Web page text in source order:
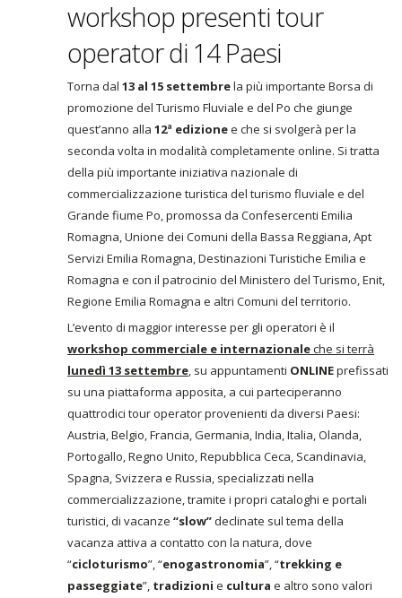
workshop presenti tour
operator di 14 Paesi
Torna dal 13 al 15 settembrela più importante Borsa di
promozione del Turismo Fluviale e del Po che giunge
quest’anno alla 12ª edizionee che si svolgerà per la
seconda volta in modalità completamente online. Si tratta
della più importante iniziativa nazionale di
commercializzazione turistica del turismo fluviale e del
Grande fiume Po, promossa da Confesercenti Emilia
Romagna, Unione dei Comuni della Bassa Reggiana, Apt
Servizi Emilia Romagna, Destinazioni Turistiche Emilia e
Romagna e con il patrocinio del Ministero del Turismo, Enit,
Regione Emilia Romagna e altri Comuni del territorio.
L’evento di maggior interesse per gli operatori è il
workshop commerciale e internazionaleche si terrà
lunedì 13 settembre, su appuntamenti ONLINEprefissati
su una piattaforma apposita, a cui parteciperanno
quattrodici tour operator provenienti da diversi Paesi:
Austria, Belgio, Francia, Germania, India, Italia, Olanda,
Portogallo, Regno Unito, Repubblica Ceca, Scandinavia,
Spagna, Svizzera e Russia, specializzati nella
commercializzazione, tramite i propri cataloghi e portali
turistici, di vacanze “slow”declinate sul tema della
vacanza attiva a contatto con la natura, dove
“cicloturismo”, “enogastronomia”, “trekking e
passeggiate”, tradizioni e cultura e altro sono valori